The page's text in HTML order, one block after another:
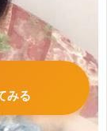
みる